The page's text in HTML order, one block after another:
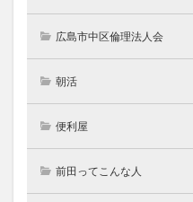
広島市中区倫理法人会
朝活
便利屋
前田ってこんな人